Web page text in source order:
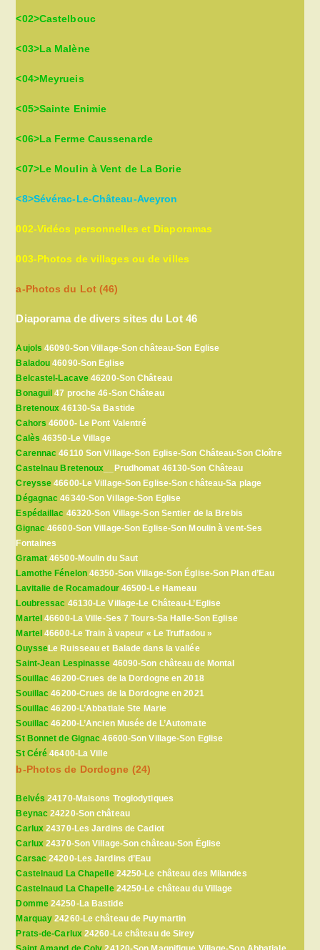
<02>Castelbouc
<03>La Malène
<04>Meyrueis
<05>Sainte Enimie
<06>La Ferme Caussenarde
<07>Le Moulin à Vent de La Borie
<8>Sévérac-Le-Château-Aveyron
002-Vidéos personnelles et Diaporamas
003-Photos de villages ou de villes
a-Photos du Lot (46)
Diaporama de divers sites du Lot 46
Aujols 46090-Son Village-Son château-Son Eglise
Baladou 46090-Son Eglise
Belcastel-Lacave 46200-Son Château
Bonaguil 47 proche 46-Son Château
Bretenoux 46130-Sa Bastide
Cahors 46000- Le Pont Valentré
Calès 46350-Le Village
Carennac 46110 Son Village-Son Eglise-Son Château-Son Cloître
Castelnau Bretenoux __Prudhomat 46130-Son Château
Creysse 46600-Le Village-Son Eglise-Son château-Sa plage
Dégagnac 46340-Son Village-Son Eglise
Espédaillac 46320-Son Village-Son Sentier de la Brebis
Gignac 46600-Son Village-Son Eglise-Son Moulin à vent-Ses
Fontaines
Gramat 46500-Moulin du Saut
Lamothe Fénelon46350-Son Village-Son Église-Son Plan d’Eau
Lavitalie de Rocamadour46500-Le Hameau
Loubressac 46130-Le Village-Le Château-L’Eglise
Martel 46600-La Ville-Ses 7 Tours-Sa Halle-Son Eglise
Martel 46600-Le Train à vapeur « Le Truffadou »
OuysseLe Ruisseau et Balade dans la vallée
Saint-Jean Lespinasse 46090-Son château de Montal
Souillac 46200-Crues de la Dordogne en 2018
Souillac 46200-Crues de la Dordogne en 2021
Souillac 46200-L’Abbatiale Ste Marie
Souillac 46200-L’Ancien Musée de L’Automate
St Bonnet de Gignac 46600-Son Village-Son Eglise
St Céré 46400-La Ville
b-Photos de Dordogne (24)
Belvés 24170-Maisons Troglodytiques
Beynac 24220-Son château
Carlux 24370-Les Jardins de Cadiot
Carlux 24370-Son Village-Son château-Son Église
Carsac 24200-Les Jardins d’Eau
Castelnaud La Chapelle24250-Le château des Milandes
Castelnaud La Chapelle24250-Le château du Village
Domme24250-La Bastide
Marquay 24260-Le château de Puymartin
Prats-de-Carlux24260-Le château de Sirey